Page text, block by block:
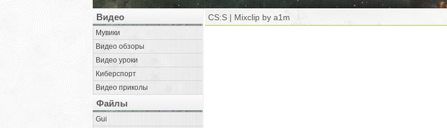
Видео
Мувики
Видео обзоры
Видео уроки
Киберспорт
Видео приколы
Файлы
Gui
CS:S | Mixclip by a1m